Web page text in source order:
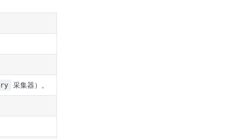
采集器）。